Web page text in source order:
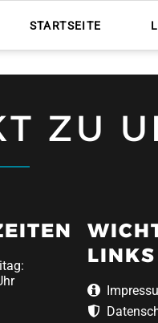
STARTSEITE
ZU
LINKS